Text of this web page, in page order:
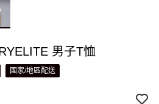
男子T恤
國家/地區配送